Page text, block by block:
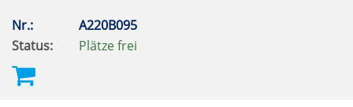
Nr.:
A220B095
Status:
Plätze frei